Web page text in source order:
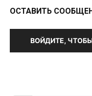
ОСТАВИТЬ
ВОЙДИТЕ,